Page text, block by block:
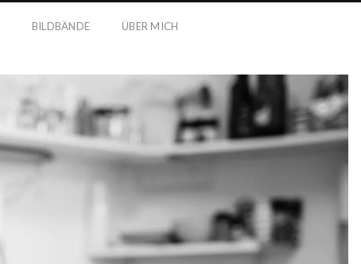
BILDBÄNDE
ÜBER MICH